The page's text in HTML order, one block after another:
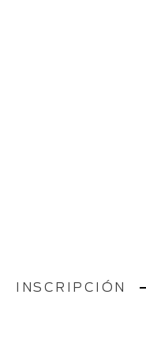
INSCRIPCIÓN